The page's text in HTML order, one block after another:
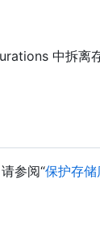
中拆离
参阅“保护存